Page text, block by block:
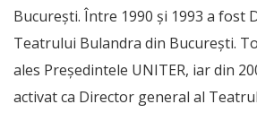
București. Între 1990 și 1993 a fost
Teatrului Bulandra din București.
ales Președintele UNITER, iar din
activat ca Director general al